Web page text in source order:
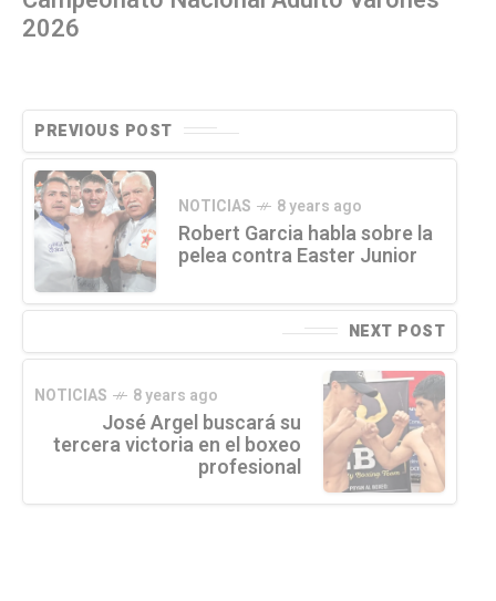
2026
PREVIOUS POST
NOTICIAS 8 years ago
Robert Garcia habla sobre la
pelea contra Easter Junior
NEXT POST
NOTICIAS 8 years ago
José Argel buscará su
tercera victoria en el boxeo
profesional